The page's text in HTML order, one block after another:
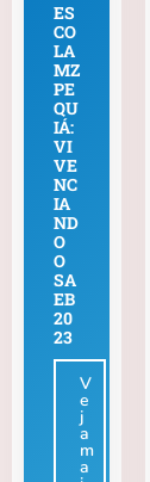
ES
CO
LA
MZ
PE
QU
IÁ:
VI
VE
NC
IA
ND
O
O
SA
EB
20
23
V
e
j
a
m
a